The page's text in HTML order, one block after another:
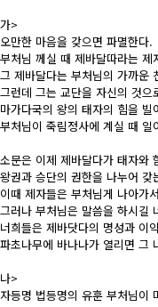
가>
오만한 마음을 갖으면 파멸한다.
부처님 께실 때 제바달따라는 제
그 제바달다는 부처님의 가까운
그런데 그는 교단을 자신의 것으
마가다국의 왕의 태자의 힘을 빌
부처님이 죽림정사에 계실 때 일
소문은 이제 제바달다가 태자와
왕권과 승단의 권한을 나누어
이때 제자들은 부처님게 나아가
그러나 부처님은 말씀을 하시길
너희들은 제바닷다의 명성과 이
파초나무에 바나나가 열리면 그
나>
자등명 법등명의 유훈 부처님이